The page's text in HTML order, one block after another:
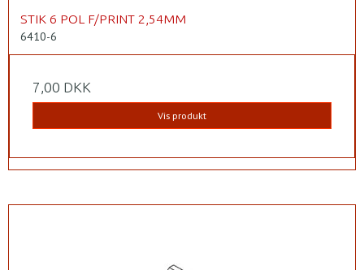
STIK 6 POL F/PRINT 2,54MM
6410-6
7,00 DKK
Vis produkt